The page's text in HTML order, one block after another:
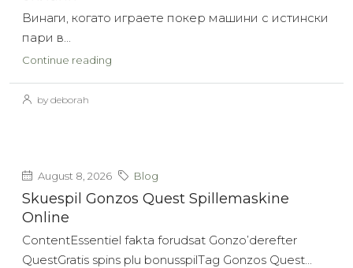
Винаги, когато играете покер машини с истински
пари в...
Continue reading
by deborah
August 8, 2026 Blog
Skuespil Gonzos Quest Spillemaskine
Online
ContentEssentiel fakta forudsat Gonzo’derefter
QuestGratis spins plu bonusspilTag Gonzos Quest...